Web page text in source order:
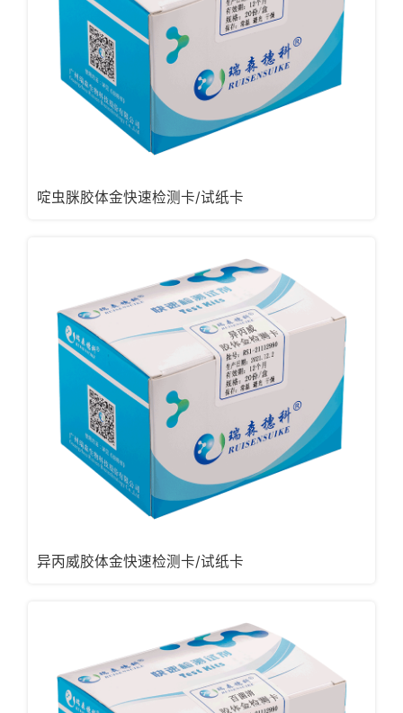
啶虫脒胶体金快速检测卡/试纸卡
异丙威胶体金快速检测卡/试纸卡